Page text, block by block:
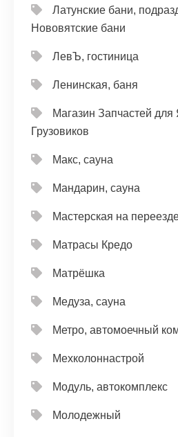
Латунские бани,
Нововятские бани
ЛевЪ, гостиница
Ленинская, баня
Магазин Запчастей для
Грузовиков
Макс, сауна
Мандарин, сауна
Мастерская на
Матрасы Кредо
Матрёшка
Медуза, сауна
Метро, автомоечный
Мехколоннастрой
Модуль, автокомплекс
Молодежный